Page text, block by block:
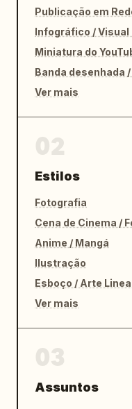
Publicação em
Infográfico / Visual
Miniatura do
Banda desenhada
Ver mais
Estilos
Fotografia
Cena de Cinema /
Anime / Mangá
Ilustração
Esboço / Arte
Ver mais
Assuntos